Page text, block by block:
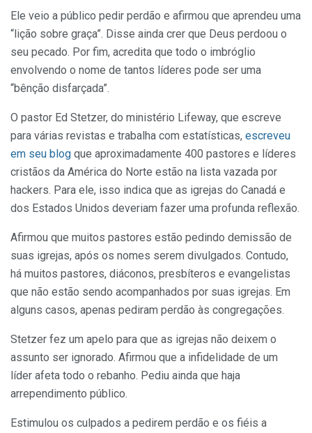
Ele veio a público pedir perdão e afirmou que aprendeu uma
“lição sobre graça”. Disse ainda crer que Deus perdoou o
seu pecado. Por fim, acredita que todo o imbróglio
envolvendo o nome de tantos líderes pode ser uma
“bênção disfarçada”.
O pastor Ed Stetzer, do ministério Lifeway, que escreve
para várias revistas e trabalha com estatísticas, escreveu
em seu blog que aproximadamente 400 pastores e líderes
cristãos da América do Norte estão na lista vazada por
hackers. Para ele, isso indica que as igrejas do Canadá e
dos Estados Unidos deveriam fazer uma profunda reflexão.
Afirmou que muitos pastores estão pedindo demissão de
suas igrejas, após os nomes serem divulgados. Contudo,
há muitos pastores, diáconos, presbíteros e evangelistas
que não estão sendo acompanhados por suas igrejas. Em
alguns casos, apenas pediram perdão às congregações.
Stetzer fez um apelo para que as igrejas não deixem o
assunto ser ignorado. Afirmou que a infidelidade de um
líder afeta todo o rebanho. Pediu ainda que haja
arrependimento público.
Estimulou os culpados a pedirem perdão e os fiéis a